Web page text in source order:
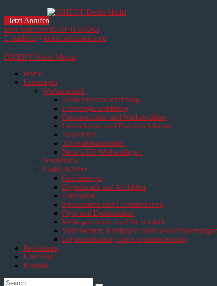
Jetzt Anrufen
Jetzt Anrufen+49 30 91522263
E-mailinfo@orientberlinmedia.de
ORIENT Berlin Media
Home
Leistungen
Werbetechnik
Schaufensterbeschriftung
Fahrzeugbeschriftung
Firmenschilder und Werbeschilder
Leuchtkästen und Formleuchtkästen
Ausstecker
3D Profilbuchstaben
Neon LED Werbeanlagen
Textildruck
Grafik & Print
Grafikdesign
Digitaldruck und Aufkleber
Folienplott
Speisekarten und Getränkekarten
Flyer und Drucksachen
Werbegeschenke und Streuartikel
Visitenkarten, Briefpapier und
Logoentwicklung und Corporate Identity
Referenzen
Über Uns
Kontakt